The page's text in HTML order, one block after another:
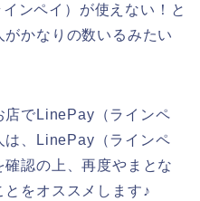
ンペイ）が使えない！と
かなりの数いるみたい
店でLinePay（ラインペ
は、LinePay（ラインペ
認の上、再度やまとな
をオススメします♪